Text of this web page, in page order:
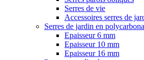
Serres de vie
Accessoires serres de
Serres de jardin en
Epaisseur 6 mm
Epaisseur 10 mm
Epaisseur 16 mm